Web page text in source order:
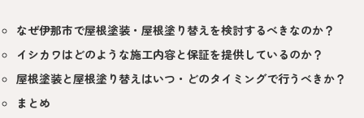
なぜ伊那市で屋根塗装・屋根塗り替えを検討するべきなのか？
イシカワはどのような施工内容と保証を提供しているのか？
屋根塗装と屋根塗り替えはいつ・どのタイミングで行うべきか？
まとめ